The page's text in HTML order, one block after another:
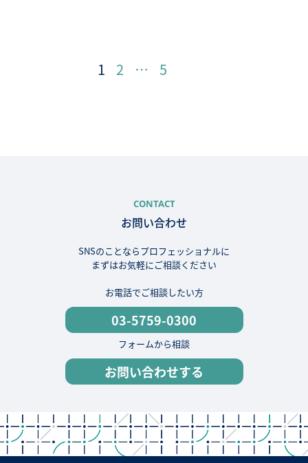
1 2 … 5
CONTACT
お問い合わせ
SNSのことならプロフェッショナルに
まずはお気軽にご相談ください
お電話でご相談したい方
03-5759-0300
フォームから相談
お問い合わせする